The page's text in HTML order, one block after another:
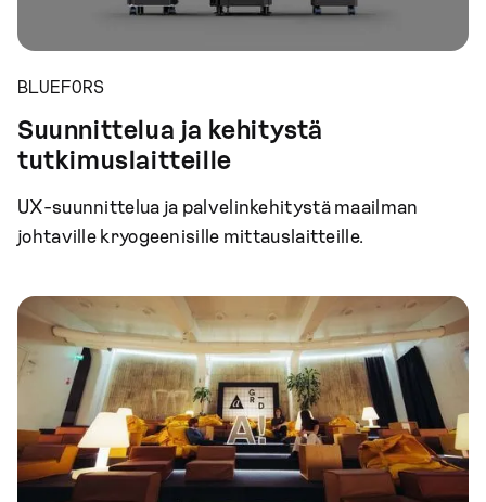
BLUEFORS
Suunnittelua ja kehitystä
tutkimuslaitteille
UX-suunnittelua ja palvelinkehitystä maailman
johtaville kryogeenisille mittauslaitteille.